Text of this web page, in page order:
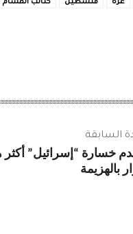
غزة فلسطين كتائب القسام
السابقة
خسارة “إسرائيل” أكثر
بالهزيمة